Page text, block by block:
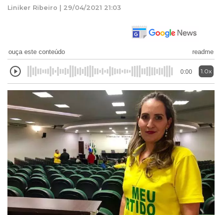
Liniker Ribeiro | 29/04/2021 21:03
ouça este conteúdo readme
0:00 1.0x